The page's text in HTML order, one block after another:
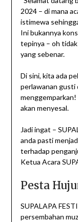
2024 – di mana
istimewa
Ini bukannya
tepinya – oh
yang sebenar.
Di sini, kita ada
perlawanan gusti
menggemparkan!
akan menyesal.
Jadi ingat –
anda pasti
terhadap
Ketua Acara
Pesta
SUPALAPA
persembahan